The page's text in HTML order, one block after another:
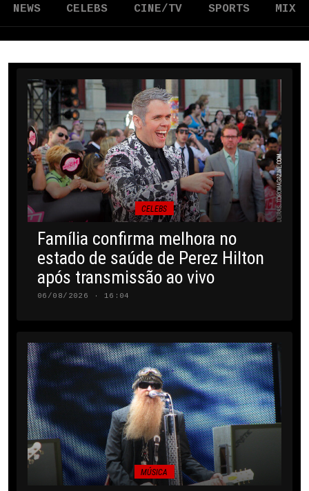
NEWS CELEBS CINE/TV SPORTS MIX
CELEBS
Família confirma melhora no
estado de saúde de Perez Hilton
após transmissão ao vivo
06/08/2026 · 16:04
MÚSICA